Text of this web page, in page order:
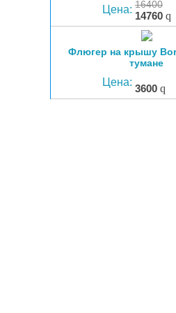
Цена: 16400
14760 q
Флюгер на крышу
тумане
Цена:
3600 q